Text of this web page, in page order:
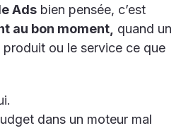
Ads bien pensée, c’est
au bon moment, quand un
ou le service ce que
dans un moteur mal